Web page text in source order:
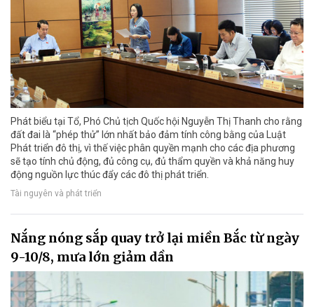
Phát biểu tại Tổ, Phó Chủ tịch Quốc hội Nguyễn Thị Thanh cho rằng
đất đai là “phép thử” lớn nhất bảo đảm tính công bằng của Luật
Phát triển đô thị, vì thế việc phân quyền mạnh cho các địa phương
sẽ tạo tính chủ động, đủ công cụ, đủ thẩm quyền và khả năng huy
động nguồn lực thúc đẩy các đô thị phát triển.
Tài nguyên và phát triển
Nắng nóng sắp quay trở lại miền Bắc từ ngày
9-10/8, mưa lớn giảm dần